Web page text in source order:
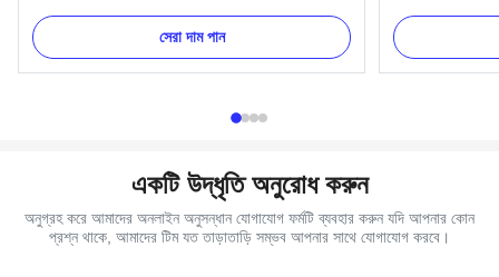
Specification: H9023-1 handle is used with
H9023 handle or H9023 long handle. Main
decorate the short side of the coffin. Item Name
TX-Model H9023 Material Zinc alloy Color
সেরা দাম পান
Specification
Plastic (PP,
your order
confirmed
একটি উদ্ধৃতি অনুরোধ করুন
অনুগ্রহ করে আমাদের অনলাইন অনুসন্ধান যোগাযোগ ফর্মটি ব্যবহার করুন যদি আপনার কোন
প্রশ্ন থাকে, আমাদের টিম যত তাড়াতাড়ি সম্ভব আপনার সাথে যোগাযোগ করবে।